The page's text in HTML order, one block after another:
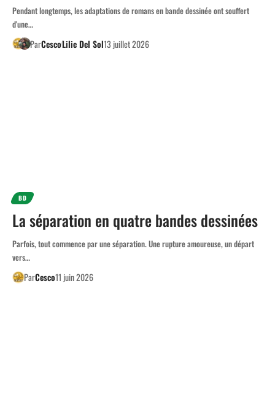
Pendant longtemps, les adaptations de romans en bande dessinée ont souffert
d'une…
ParCescoLilie Del Sol13 juillet 2026
BD
La séparation en quatre bandes dessinées
Parfois, tout commence par une séparation. Une rupture amoureuse, un départ
vers…
ParCesco11 juin 2026